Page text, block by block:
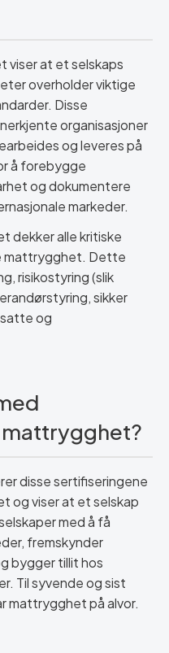
viser at et selskaps
overholder viktige
Disse
organisasjoner
og leveres på
å forebygge
og dokumentere
markeder.
dekker alle kritiske
mattrygghet. Dette
risikostyring (slik
sikker
og
disse sertifiseringene
og viser at et selskap
med å få
fremskynder
bygger tillit hos
Til syvende og sist
mattrygghet på alvor.